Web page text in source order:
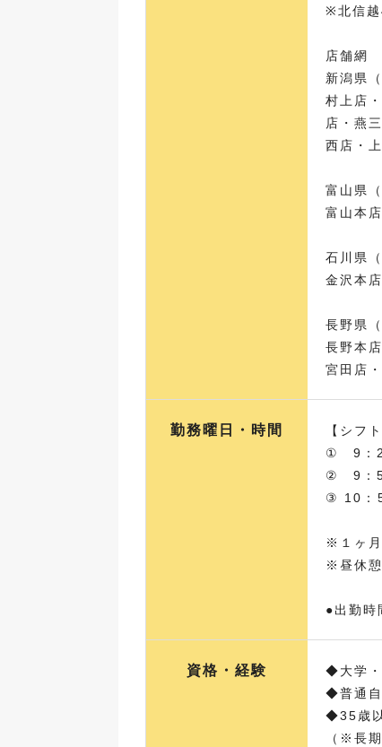
※北信越
店舗網
新潟県
村上店
店・燕
西店・
富山県
富山本
石川県
金沢本
長野県
長野本
宮田店
勤務曜日・時間
【シフ
① 9：
② 9：
③ 10：
※１ヶ
※昼休
●出勤時
資格・経験
◆大学・
◆普通自
◆35歳
（※長